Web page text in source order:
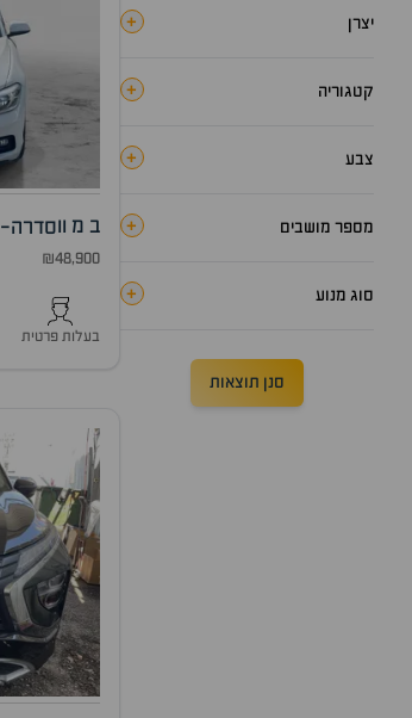
יצרן +
קטגוריה +
צבע +
מספר מושבים +
סוג מנוע +
סנן תוצאות
ב מ ווסדרה-
₪48,900
בעלות פרטית